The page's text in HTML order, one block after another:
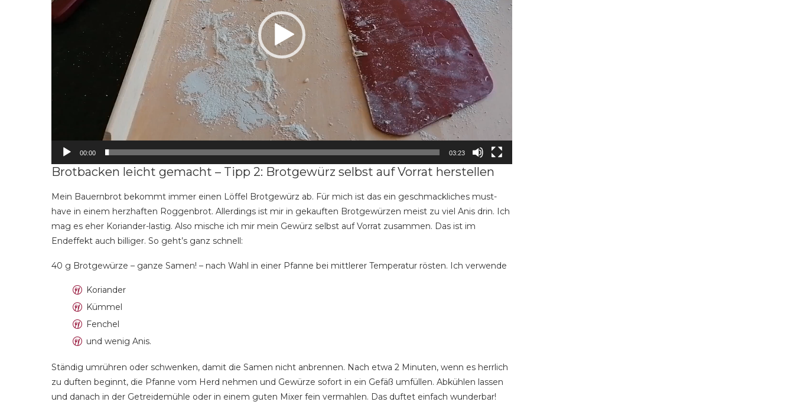
00:00 03:23
Brotbacken leicht gemacht – Tipp 2: Brotgewürz selbst auf Vorrat herstellen
Mein Bauernbrot bekommt immer einen Löffel Brotgewürz ab. Für mich ist das ein geschmackliches must-
have in einem herzhaften Roggenbrot. Allerdings ist mir in gekauften Brotgewürzen meist zu viel Anis drin. Ich
mag es eher Koriander-lastig. Also mische ich mir mein Gewürz selbst auf Vorrat zusammen. Das ist im
Endeffekt auch billiger. So geht’s ganz schnell:
40 g Brotgewürze – ganze Samen! – nach Wahl in einer Pfanne bei mittlerer Temperatur rösten. Ich verwende
Koriander
Kümmel
Fenchel
und wenig Anis.
Ständig umrühren oder schwenken, damit die Samen nicht anbrennen. Nach etwa 2 Minuten, wenn es herrlich
zu duften beginnt, die Pfanne vom Herd nehmen und Gewürze sofort in ein Gefäß umfüllen. Abkühlen lassen
und danach in der Getreidemühle oder in einem guten Mixer fein vermahlen. Das duftet einfach wunderbar!